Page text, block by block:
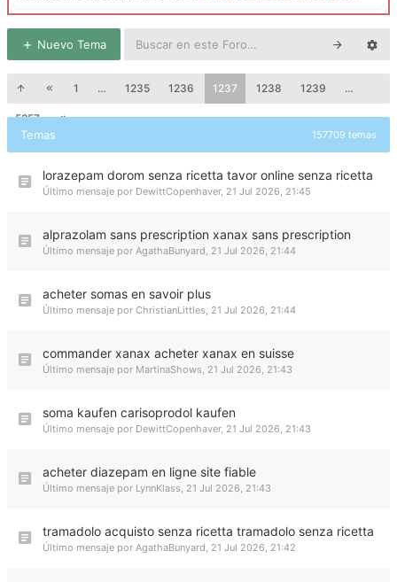
Nuevo Tema
1 … 1235 1236 1237 1238 1239 …
5257
Temas 157709 temas
lorazepam dorom senza ricetta tavor online senza ricetta
Último mensaje por DewittCopenhaver, 21 Jul 2026, 21:45
alprazolam sans prescription xanax sans prescription
Último mensaje por AgathaBunyard, 21 Jul 2026, 21:44
acheter somas en savoir plus
Último mensaje por ChristianLittles, 21 Jul 2026, 21:44
commander xanax acheter xanax en suisse
Último mensaje por MartinaShows, 21 Jul 2026, 21:43
soma kaufen carisoprodol kaufen
Último mensaje por DewittCopenhaver, 21 Jul 2026, 21:43
acheter diazepam en ligne site fiable
Último mensaje por LynnKlass, 21 Jul 2026, 21:43
tramadolo acquisto senza ricetta tramadolo senza ricetta
Último mensaje por AgathaBunyard, 21 Jul 2026, 21:42